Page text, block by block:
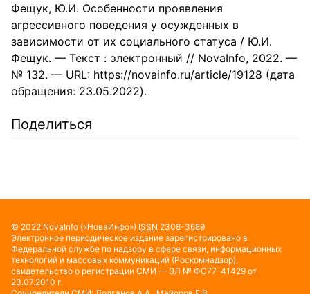
Фещук, Ю.И. Особенности проявления
агрессивного поведения у осужденных в
зависимости от их социального статуса / Ю.И.
Фещук. — Текст : электронный // NovaInfo, 2022. —
№ 132. — URL: https://novainfo.ru/article/19128 (дата
обращения: 23.05.2022).
Поделиться
© 2022 NovaInfo («НоваИнфо») ISSN 2308-3689
Электронное периодическое издание зарегистрировано в
Федеральной службе по надзору в сфере связи, информационных
технологий и массовых коммуникаций (Роскомнадзор),
свидетельство о регистрации СМИ — ЭЛ № ФС77-41429 от
23.07.2010 г.